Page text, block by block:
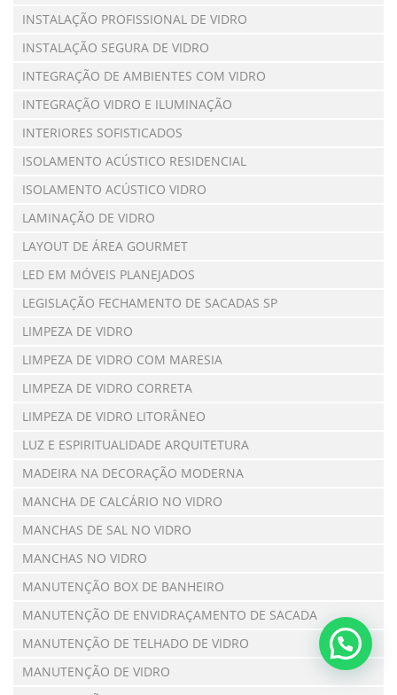
INSTALAÇÃO PROFISSIONAL DE VIDRO
INSTALAÇÃO SEGURA DE VIDRO
INTEGRAÇÃO DE AMBIENTES COM VIDRO
INTEGRAÇÃO VIDRO E ILUMINAÇÃO
INTERIORES SOFISTICADOS
ISOLAMENTO ACÚSTICO RESIDENCIAL
ISOLAMENTO ACÚSTICO VIDRO
LAMINAÇÃO DE VIDRO
LAYOUT DE ÁREA GOURMET
LED EM MÓVEIS PLANEJADOS
LEGISLAÇÃO FECHAMENTO DE SACADAS SP
LIMPEZA DE VIDRO
LIMPEZA DE VIDRO COM MARESIA
LIMPEZA DE VIDRO CORRETA
LIMPEZA DE VIDRO LITORÂNEO
LUZ E ESPIRITUALIDADE ARQUITETURA
MADEIRA NA DECORAÇÃO MODERNA
MANCHA DE CALCÁRIO NO VIDRO
MANCHAS DE SAL NO VIDRO
MANCHAS NO VIDRO
MANUTENÇÃO BOX DE BANHEIRO
MANUTENÇÃO DE ENVIDRAÇAMENTO DE SACADA
MANUTENÇÃO DE TELHADO DE VIDRO
MANUTENÇÃO DE VIDRO